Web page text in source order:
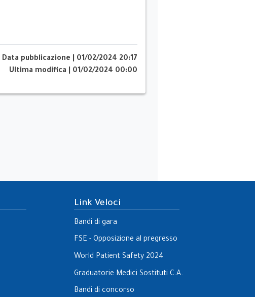
Data pubblicazione
01/02/2024 20:17
Ultima modifica
01/02/2024 00:00
Link Veloci
Bandi di gara
FSE - Opposizione al pregresso
World Patient Safety 2024
Graduatorie Medici Sostituti C.A.
Bandi di concorso